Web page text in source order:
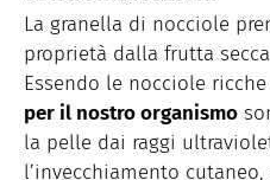
La granella di nocciole
proprietà dalla frutta
Essendo le nocciole
per il nostro organismo
la pelle dai raggi
l’invecchiamento